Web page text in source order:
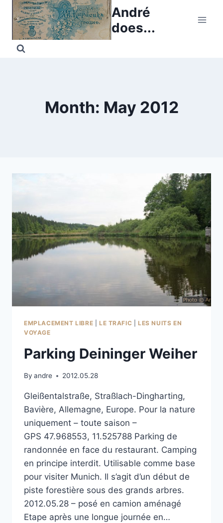
Skip
content
André
does...
Month: May 2012
EMPLACEMENT LIBRE LE TRAFIC |LES NUITS EN
VOYAGE
Parking Deininger Weiher
By andre 2012.05.28
Gleißentalstraße, Straßlach-Dingharting,
Bavière, Allemagne, Europe. Pour la nature
uniquement – toute saison –
GPS 47.968553, 11.525788 Parking de
randonnée en face du restaurant. Camping
en principe interdit. Utilisable comme base
pour visiter Munich. Il s’agit d’un début de
piste forestière sous des grands arbres.
2012.05.28 – posé en camion aménagé
Etape après une longue journée en…